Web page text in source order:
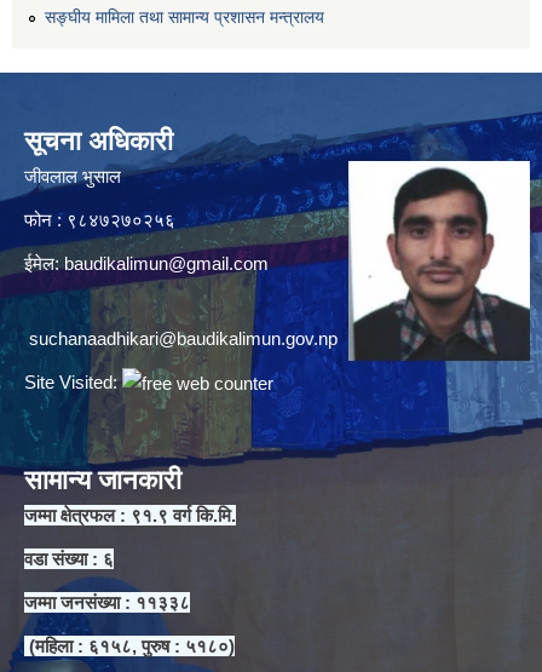
सङ्घीय मामिला तथा सामान्य प्रशासन मन्त्रालय
सूचना अधिकारी
जीवलाल भुसाल
फोन : ९८४७२७०२५६
ईमेल: baudikalimun@gmail.com
suchanaadhikari@baudikalimun.gov.np
Site Visited:
सामान्य जानकारी
जम्मा क्षेत्रफल : ९१.९ वर्ग कि.मि.
वडा संख्या : ६
जम्मा जनसंख्या : ११३३८
(महिला : ६१५८, पुरुष : ५१८०)